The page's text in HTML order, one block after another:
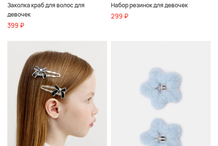
Заколка краб для волос для
девочек
399 ₽
Набор резинок для девочек
299 ₽